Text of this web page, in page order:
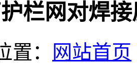
栏网对焊
置： 网站首页